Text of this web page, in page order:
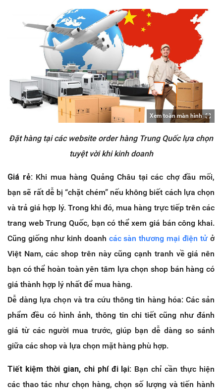
Xem toàn màn hình
Đặt hàng tại các website order hàng Trung Quốc lựa chọn
tuyệt vời khi kinh doanh
Giá rẻ: Khi mua hàng Quảng Châu tại các chợ đầu mối,
bạn sẽ rất dễ bị “chặt chém” nếu không biết cách lựa chọn
và trả giá hợp lý. Trong khi đó, mua hàng trực tiếp trên các
trang web Trung Quốc, bạn có thể xem giá bán công khai.
Cũng giống như kinh doanh các sàn thương mại điện tửở
Việt Nam, các shop trên này cũng cạnh tranh về giá nên
bạn có thể hoàn toàn yên tâm lựa chọn shop bán hàng có
giá thành hợp lý nhất để mua hàng.
Dễ dàng lựa chọn và tra cứu thông tin hàng hóa: Các sản
phẩm đều có hình ảnh, thông tin chi tiết cũng như đánh
giá từ các người mua trước, giúp bạn dễ dàng so sánh
giữa các shop và lựa chọn mặt hàng phù hợp.
Tiết kiệm thời gian, chi phí đi lại: Bạn chỉ cần thực hiện
các thao tác như chọn hàng, chọn số lượng và tiến hành